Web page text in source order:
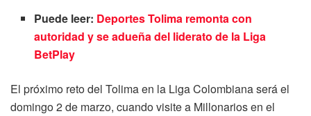
Puede leer: Deportes Tolima remonta con
autoridad y se adueña del liderato de la Liga
BetPlay
El próximo reto del Tolima en la Liga Colombiana será el
domingo 2 de marzo, cuando visite a Millonarios en el